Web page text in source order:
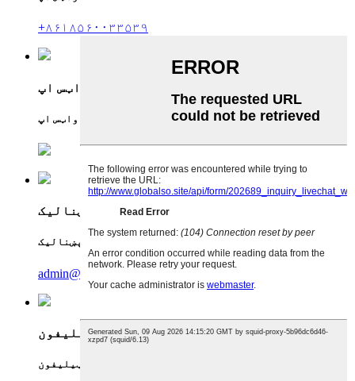
+۸۶۱۸۵۶۰۰۳۳۵۳۹
واټس اپ
واټس اپ
برېښنالیک
برېښنالیک
admin@runterefrigeration.com
تلیفون
ټیلیفون